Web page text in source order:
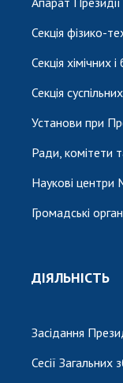
Секція фізико-
Секція хімічних
Секція
Установи при
Ради, комітети
Наукові
Громадські
ДІЯЛЬНІСТЬ
Засідання
Сесії Загальних